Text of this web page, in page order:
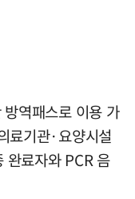
역패스로 이용 가
료기관·요양시설
완료자와 PCR 음